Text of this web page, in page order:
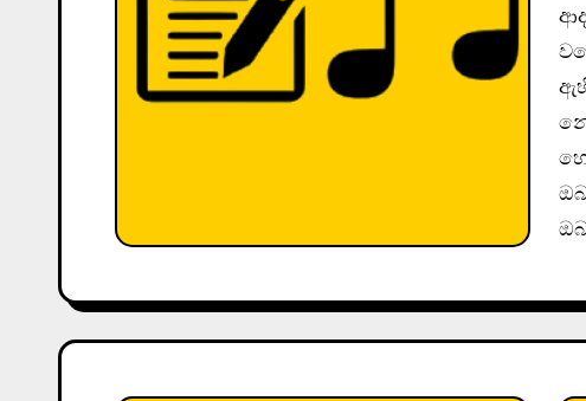
ආදරය හරියටසුළග වගේහදවත නිවන්න